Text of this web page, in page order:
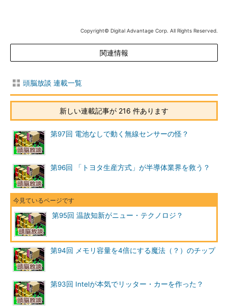
NTTが開発した新素子（NTTのニュースリリース
より）
MEMSで作った非常に小さな板バネを振動子とし
て用い、その位相の違いにより「0」と「1」を記
憶したり、演算したりすることが可能になるとい
うことだ。
それに、この素子の原理を説明するのに引っ張り出してきてい
るのが古色蒼然（そうぜん）といっていい「パラメトロン」であ
る。パラメトロンって知っています？ 「年寄り」といわれてい
を触ったことはない。コンピュータの「神代」のころにあった日
本独創の素子である。さすがに関係していた方々はすでに大多数
Copyright© Digital Advantage Corp. All Rights Reserved.
関連情報
頭脳放談 連載一覧
新しい連載記事が 216 件あります
第97回 電池なしで動く無線センサーの怪？
第96回 「トヨタ生産方式」が半導体業界を救う？
第95回 温故知新がニュー・テクノロジ？
第94回 メモリ容量を4倍にする魔法（？）のチップ
第93回 Intelが本気でリッター・カーを作った？